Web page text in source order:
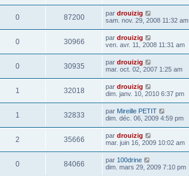
0 87200 par drouizig
sam. nov. 29, 2008 11:32 am
0 30966 par drouizig
ven. avr. 11, 2008 11:31 am
0 30935 par drouizig
mar. oct. 02, 2007 1:25 am
1 32018 par drouizig
dim. janv. 10, 2010 6:37 pm
1 32833 par Mireille PETIT
dim. déc. 06, 2009 4:59 pm
2 35666 par drouizig
mar. juin 16, 2009 10:02 am
0 84066 par 100drine
dim. mars 29, 2009 7:10 pm